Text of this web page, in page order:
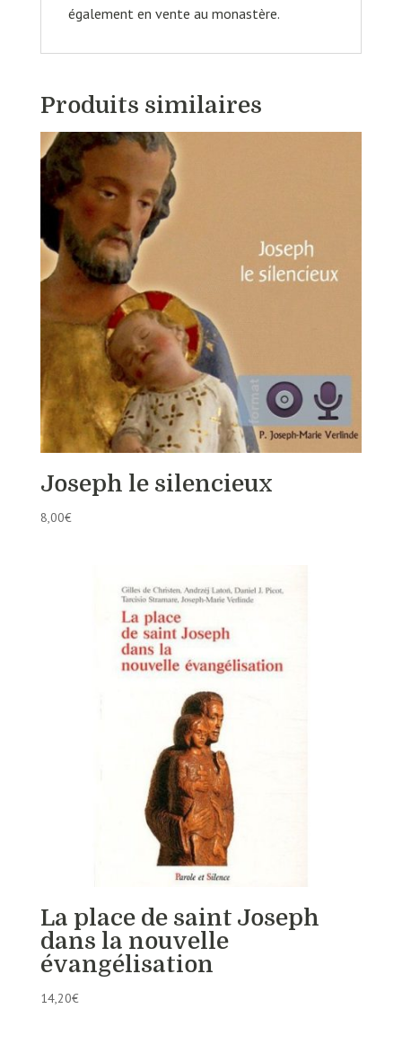
également en vente au monastère.
Produits similaires
Joseph le silencieux
8,00€
La place de saint Joseph
dans la nouvelle
évangélisation
14,20€